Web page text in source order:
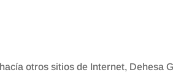
otros sitios de Internet, Dehesa